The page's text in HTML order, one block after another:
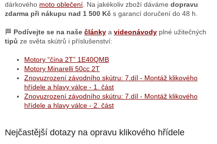
dárkového moto oblečení . Na jakékoliv zboží dáváme dopravu
zdarma při nákupu nad 1 500 Kč s garancí doručení do 48 h.
🏁 Podívejte se na naše články a videonávody plné užitečných
tipů ze světa skútrů i příslušenství:
Motory “čína 2T” 1E40QMB
Motory Minarelli 50cc 2T
Znovuzrození závodního skútru: 7.díl - Montáž klikového
hřídele a hlavy válce - 1. část
Znovuzrození závodního skútru: 7.díl - Montáž klikového
hřídele a hlavy válce - 2. část
Nejčastější dotazy na opravu klikového hřídele